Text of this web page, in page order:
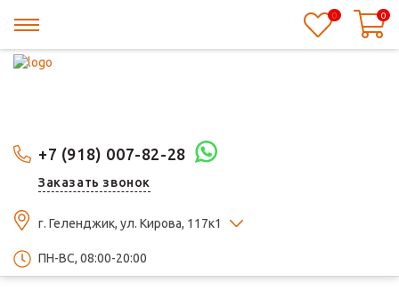
+7 (918) 007-82-28
Заказать звонок
г. Геленджик, ул. Кирова, 117к1
ПН-ВС, 08:00-20:00
0 0